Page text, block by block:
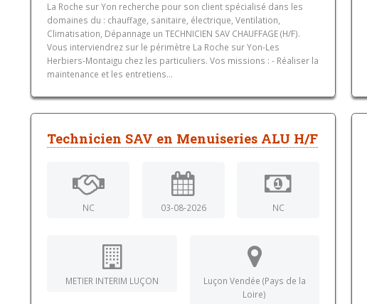
La Roche sur Yon recherche pour son client spécialisé dans les
domaines du : chauffage, sanitaire, électrique, Ventilation,
Climatisation, Dépannage un TECHNICIEN SAV CHAUFFAGE (H/F).
Vous interviendrez sur le périmètre La Roche sur Yon-Les
Herbiers-Montaigu chez les particuliers. Vos missions : - Réaliser la
maintenance et les entretiens...
Technicien SAV en Menuiseries ALU H/F
NC 03-08-2026 NC
METIER INTERIM LUÇON
Luçon Vendée (Pays de la
Loire)